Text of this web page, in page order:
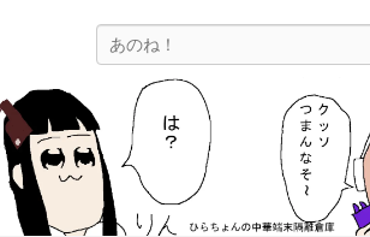
ひらちょんの中華端
ほたがページ上部にある検索バーを消して